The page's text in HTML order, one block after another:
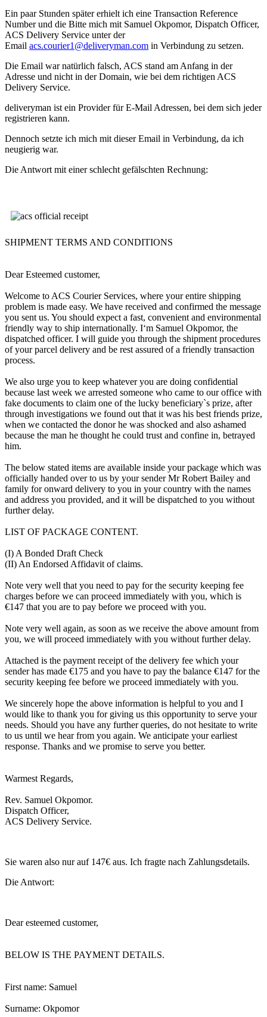
Ein paar Stunden später erhielt ich eine Transaction Reference
Number und die Bitte mich mit Samuel Okpomor, Dispatch Officer,
ACS Delivery Service unter der
Email acs.courier1@deliveryman.com in Verbindung zu setzen.
Die Email war natürlich falsch, ACS stand am Anfang in der
Adresse und nicht in der Domain, wie bei dem richtigen ACS
Delivery Service.
deliveryman ist ein Provider für E-Mail Adressen, bei dem sich jeder
registrieren kann.
Dennoch setzte ich mich mit dieser Email in Verbindung, da ich
neugierig war.
Die Antwort mit einer schlecht gefälschten Rechnung:
SHIPMENT TERMS AND CONDITIONS
Dear Esteemed customer,
Welcome to ACS Courier Services, where your entire shipping
problem is made easy. We have received and confirmed the message
you sent us. You should expect a fast, convenient and environmental
friendly way to ship internationally. I‘m Samuel Okpomor, the
dispatched officer. I will guide you through the shipment procedures
of your parcel delivery and be rest assured of a friendly transaction
process.
We also urge you to keep whatever you are doing confidential
because last week we arrested someone who came to our office with
fake documents to claim one of the lucky beneficiary`s prize, after
through investigations we found out that it was his best friends prize,
when we contacted the donor he was shocked and also ashamed
because the man he thought he could trust and confine in, betrayed
him.
The below stated items are available inside your package which was
officially handed over to us by your sender Mr Robert Bailey and
family for onward delivery to you in your country with the names
and address you provided, and it will be dispatched to you without
further delay.
LIST OF PACKAGE CONTENT.
(I) A Bonded Draft Check
(II) An Endorsed Affidavit of claims.
Note very well that you need to pay for the security keeping fee
charges before we can proceed immediately with you, which is
€147 that you are to pay before we proceed with you.
Note very well again, as soon as we receive the above amount from
you, we will proceed immediately with you without further delay.
Attached is the payment receipt of the delivery fee which your
sender has made €175 and you have to pay the balance €147 for the
security keeping fee before we proceed immediately with you.
We sincerely hope the above information is helpful to you and I
would like to thank you for giving us this opportunity to serve your
needs. Should you have any further queries, do not hesitate to write
to us until we hear from you again. We anticipate your earliest
response. Thanks and we promise to serve you better.
Warmest Regards,
Rev. Samuel Okpomor.
Dispatch Officer,
ACS Delivery Service.
Sie waren also nur auf 147€ aus. Ich fragte nach Zahlungsdetails.
Die Antwort:
Dear esteemed customer,
BELOW IS THE PAYMENT DETAILS.
First name: Samuel
Surname: Okpomor